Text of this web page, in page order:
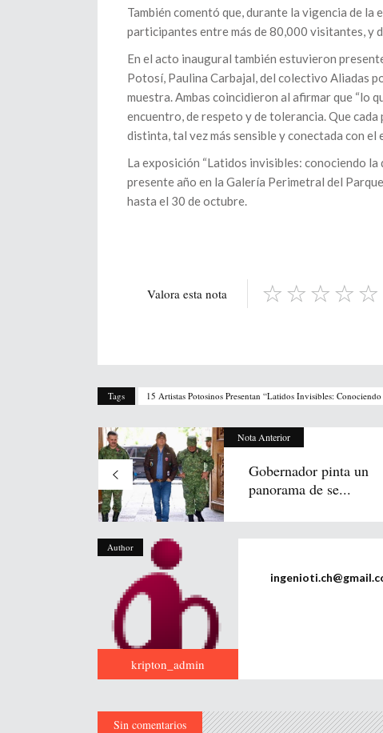
También comentó que, durante la vigencia de
participantes entre más de 80,000 visitantes, y
En el acto inaugural también estuvieron
Potosí, Paulina Carbajal, del colectivo Aliadas
muestra. Ambas coincidieron al afirmar que “lo
encuentro, de respeto y de tolerancia. Que
distinta, tal vez más sensible y conectada con el
La exposición “Latidos invisibles: conociendo
presente año en la Galería Perimetral del
hasta el 30 de octubre.
Valora esta nota
Tags 15 Artistas Potosinos Presentan “Latidos Invisibles:
Nota Anterior
Gobernador pinta un
panorama de se...
Author
kripton_admin
Sin comentarios